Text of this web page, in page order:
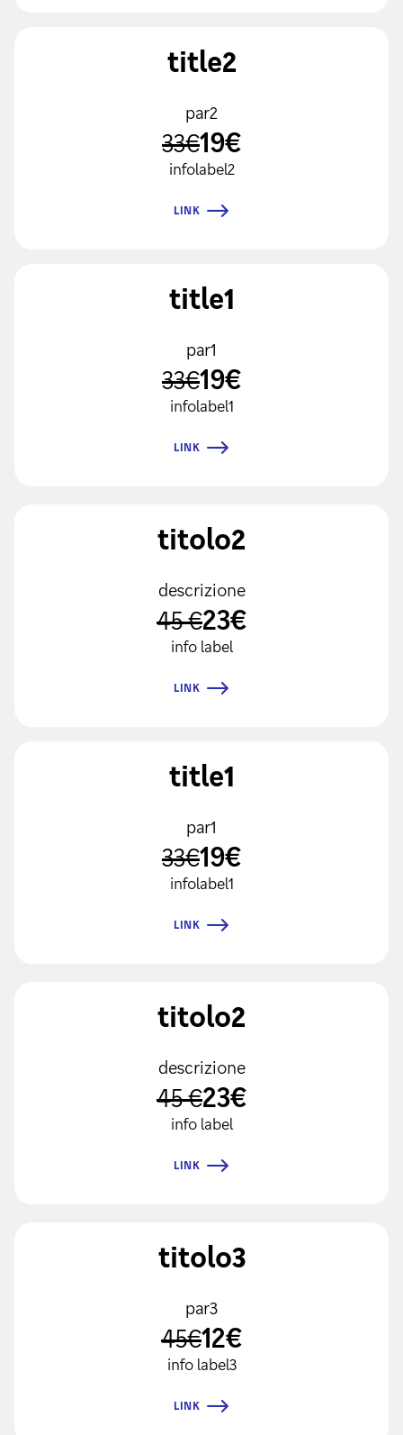
title2
par2
33€19€
infolabel2
LINK
title1
par1
33€19€
infolabel1
LINK
titolo2
descrizione
45 €23€
info label
LINK
title1
par1
33€19€
infolabel1
LINK
titolo2
descrizione
45 €23€
info label
LINK
titolo3
par3
45€12€
info label3
LINK